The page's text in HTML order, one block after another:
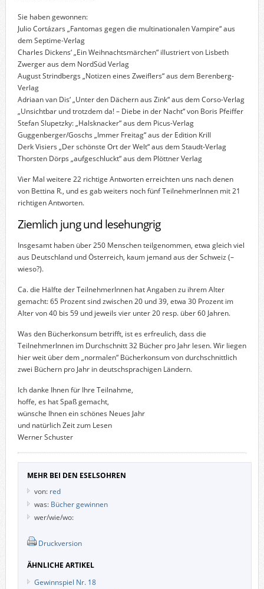
Sie haben gewonnen:
Julio Cortázars „Fantomas gegen die multinationalen Vampire“ aus
dem Septime-Verlag
Charles Dickens‘ „Ein Weihnachtsmärchen“ illustriert von Lisbeth
Zwerger aus dem NordSüd Verlag
August Strindbergs „Notizen eines Zweiflers“ aus dem Berenberg-
Verlag
Adriaan van Dis‘ „Unter den Dächern aus Zink“ aus dem Corso-Verlag
„Unsichtbar und trotzdem da! – Diebe in der Nacht“ von Boris Pfeiffer
Stefan Slupetzky: „Halsknacker“ aus dem Picus-Verlag
Guggenberger/Goschs „Immer Freitag“ aus der Edition Krill
Derk Visiers „Der schönste Ort der Welt“ aus dem Staudt-Verlag
Thorsten Dörps „aufgeschluckt“ aus dem Plöttner Verlag
Vier Mal weitere 22 richtige Antworten erreichten uns nach denen
von Bettina R., und es gab weiters noch fünf TeilnehmerInnen mit 21
richtigen Antworten.
Ziemlich jung und lesehungrig
Insgesamt haben über 250 Menschen teilgenommen, etwa gleich viel
aus Deutschland und Österreich, kaum jemand aus der Schweiz (–
wieso?).
Ca. die Hälfte der TeilnehmerInnen hat Angaben zu ihrem Alter
gemacht: 65 Prozent sind zwischen 20 und 39, etwa 30 Prozent im
Alter von 40 bis 59 und jeweils vier unter 20 resp. über 60 Jahren.
Was den Bücherkonsum betrifft, ist es erfreulich, dass die
TeilnehmerInnen im Durchschnitt 32 Bücher pro Jahr lesen. Wir liegen
hier weit über dem „normalen“ Bücherkonsum von durchschnittlich
zwei Büchern pro Jahr in deutschsprachigen Ländern.
Ich danke Ihnen für Ihre Teilnahme,
hoffe, es hat Spaß gemacht,
wünsche Ihnen ein schönes Neues Jahr
und natürlich Zeit zum Lesen
Werner Schuster
MEHR BEI DEN ESELSOHREN
von: red
was: Bücher gewinnen
wer/wie/wo:
Druckversion
ÄHNLICHE ARTIKEL
Gewinnspiel Nr. 18